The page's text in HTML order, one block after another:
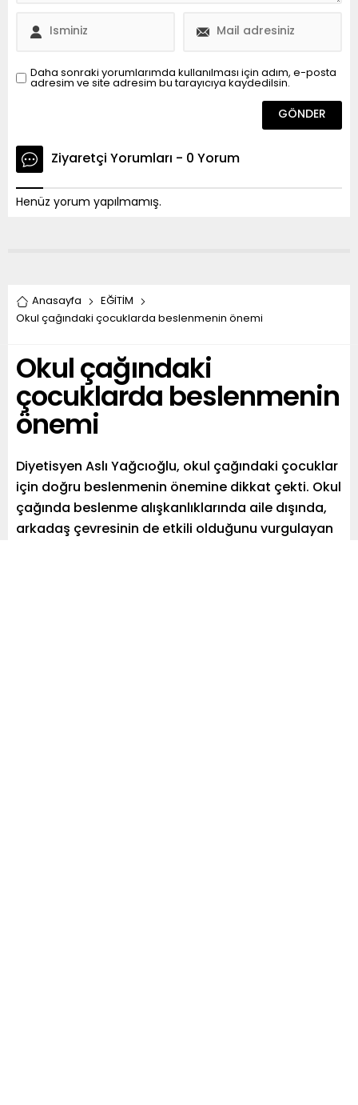
Daha sonraki yorumlarımda kullanılması için adım, e-posta
adresim ve site adresim bu tarayıcıya kaydedilsin.
Ziyaretçi Yorumları - 0 Yorum
Henüz yorum yapılmamış.
Anasayfa
EĞİTİM
Okul çağındaki çocuklarda beslenmenin önemi
Okul çağındaki
çocuklarda beslenmenin
önemi
Diyetisyen Aslı Yağcıoğlu, okul çağındaki çocuklar
için doğru beslenmenin önemine dikkat çekti. Okul
çağında beslenme alışkanlıklarında aile dışında,
arkadaş çevresinin de etkili olduğunu vurgulayan